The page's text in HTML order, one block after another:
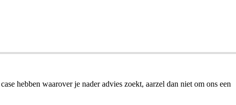
hebben waarover je nader advies zoekt, aarzel dan niet om ons een